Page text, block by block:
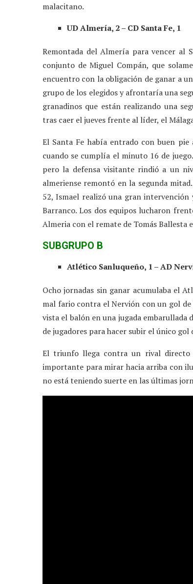
malacitano.
UD Almería, 2 – CD Santa Fe, 1
Remontada del Almería para vencer al
conjunto de Miguel Compán, que
encuentro con la obligación de ganar a
grupo de los elegidos y afrontaría una
granadinos que están realizando una
tras caer el jueves frente al líder, el
El Santa Fe había entrado con buen
cuando se cumplía el minuto 16 de
pero la defensa visitante rindió a un
almeriense remontó en la segunda
52, Ismael realizó una gran
Barranco. Los dos equipos lucharon
Almeria con el remate de Tomás Ballesta
SUBGRUPO B
Atlético Sanluqueño, 1 – AD
Ocho jornadas sin ganar acumulaba el
mal fario contra el Nervión con un gol de
vista el balón en una jugada embarullada
de jugadores para hacer subir el único gol
El triunfo llega contra un rival
importante para mirar hacia arriba con
no está teniendo suerte en las últimas